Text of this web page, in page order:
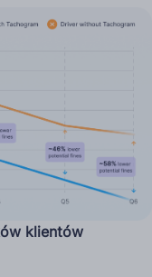
klientów